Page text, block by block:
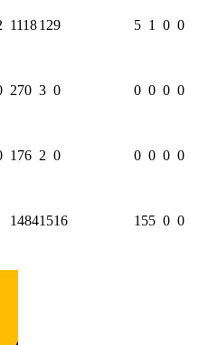
1118129 5 1 0 0
270 3 0 0 0 0 0
176 2 0 0 0 0 0
14841516 155 0 0